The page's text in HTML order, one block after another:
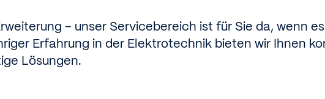
– unser Servicebereich ist für Sie da, wenn
Erfahrung in der Elektrotechnik bieten wir Ihnen
Lösungen.